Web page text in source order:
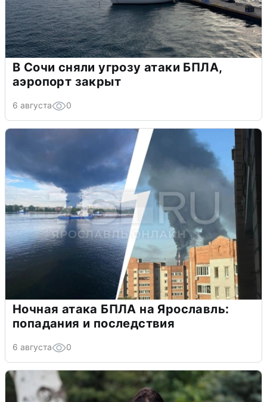
В Сочи сняли угрозу атаки БПЛА,
аэропорт закрыт
6 августа 0
Ночная атака БПЛА на Ярославль:
попадания и последствия
6 августа 0